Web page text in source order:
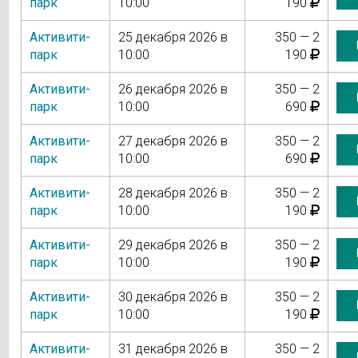
Активити-
парк
25 декабря 2026 в
10:00
350 — 2
190
Активити-
парк
26 декабря 2026 в
10:00
350 — 2
690
Активити-
парк
27 декабря 2026 в
10:00
350 — 2
690
Активити-
парк
28 декабря 2026 в
10:00
350 — 2
190
Активити-
парк
29 декабря 2026 в
10:00
350 — 2
190
Активити-
парк
30 декабря 2026 в
10:00
350 — 2
190
Активити-
31 декабря 2026 в
350 — 2